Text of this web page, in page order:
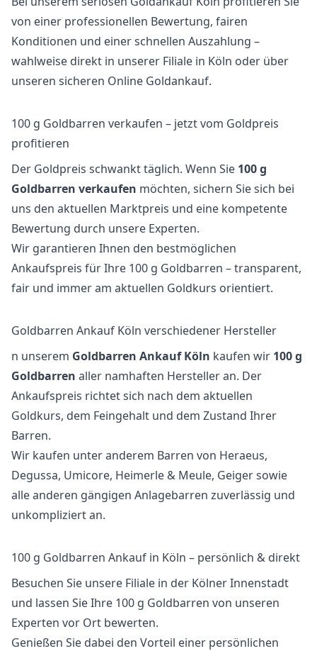
von einer professionellen Bewertung, fairen
Konditionen und einer schnellen Auszahlung –
wahlweise direkt in unserer Filiale in Köln oder über
unseren sicheren Online Goldankauf.
100 g Goldbarren verkaufen – jetzt vom Goldpreis
profitieren
Der Goldpreis schwankt täglich. Wenn Sie 100 g
Goldbarren verkaufen möchten, sichern Sie sich bei
uns den aktuellen Marktpreis und eine kompetente
Bewertung durch unsere Experten.
Wir garantieren Ihnen den bestmöglichen
Ankaufspreis für Ihre 100 g Goldbarren – transparent,
fair und immer am aktuellen Goldkurs orientiert.
Goldbarren Ankauf Köln verschiedener Hersteller
n unserem Goldbarren Ankauf Köln kaufen wir 100 g
Goldbarren aller namhaften Hersteller an. Der
Ankaufspreis richtet sich nach dem aktuellen
Goldkurs, dem Feingehalt und dem Zustand Ihrer
Barren.
Wir kaufen unter anderem Barren von Heraeus,
Degussa, Umicore, Heimerle & Meule, Geiger sowie
alle anderen gängigen Anlagebarren zuverlässig und
unkompliziert an.
100 g Goldbarren Ankauf in Köln – persönlich & direkt
Besuchen Sie unsere Filiale in der Kölner Innenstadt
und lassen Sie Ihre 100 g Goldbarren von unseren
Experten vor Ort bewerten.
Genießen Sie dabei den Vorteil einer persönlichen